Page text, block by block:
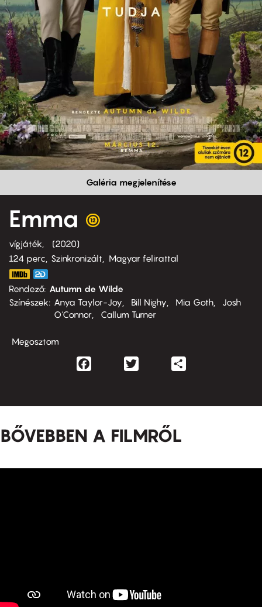
Galéria megjelenítése
Emma
vígjáték
2020
124 perc,
Szinkronizált Magyar felirattal
Rendező Autumn de Wilde
Színészek
Anya Taylor-Joy Bill Nighy Mia Goth
Josh
O'Connor
Callum Turner
Megosztom
Facebook
BŐVEBBEN A FILMRŐL